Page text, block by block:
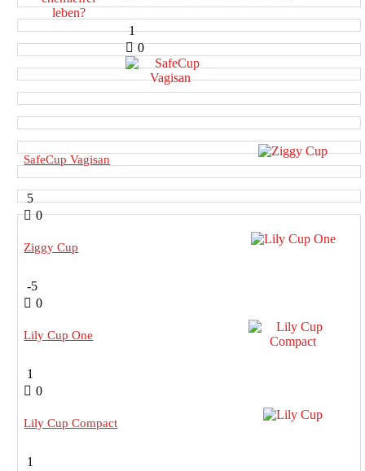
1
0
SafeCup Vagisan
5
0
Ziggy Cup
-5
0
Lily Cup One
1
0
Lily Cup Compact
1